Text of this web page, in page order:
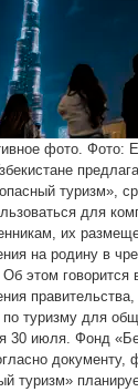
фото. Фото:
туризм»,
для
их
на родину в
этом говорится
туризму для
30 июля. Фонд
документу,
туризм»